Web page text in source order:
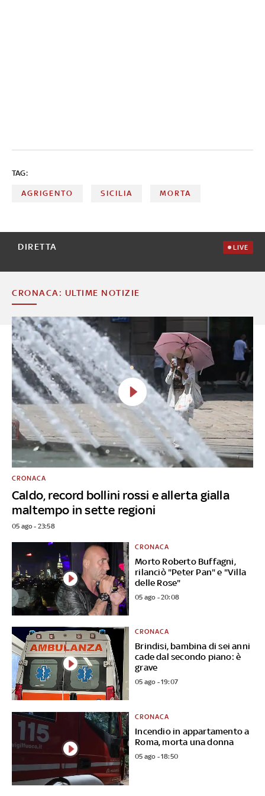
TAG:
AGRIGENTO SICILIA MORTA
DIRETTA LIVE
CRONACA: ULTIME NOTIZIE
Caldo, record bollini rossi e allerta gialla
maltempo in sette regioni
CRONACA
05 ago - 23:58
Morto Roberto Buffagni,
rilanciò "Peter Pan" e "Villa
delle Rose"
CRONACA
05 ago - 20:08
Brindisi, bambina di sei anni
cade dal secondo piano: è
grave
CRONACA
05 ago - 19:07
Incendio in appartamento a
Roma, morta una donna
CRONACA
05 ago - 18:50